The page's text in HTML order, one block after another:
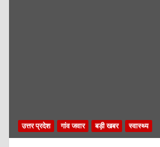
उत्तर प्रदेश गांव जवार बड़ी खबर स्वास्थ्य